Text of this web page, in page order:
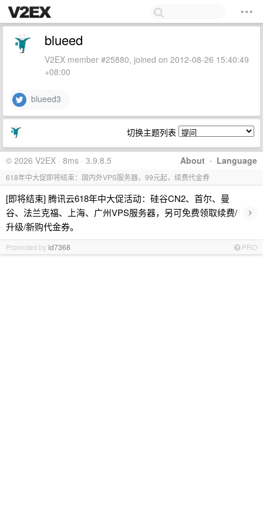
blueed
V2EX member #25880, joined on 2012-08-26 15:40:49
+08:00
blueed3
切换主题列表
About · Language
© 2026 V2EX · 8ms · 3.9.8.5
618年中大促即将结束：国内外VPS服务器，99元起，续费代金券
[即将结束] 腾讯云618年中大促活动：硅谷CN2、首尔、曼
谷、法兰克福、上海、广州VPS服务器，另可免费领取续费/
升级/新购代金券。
›
Promoted byid7368 PRO